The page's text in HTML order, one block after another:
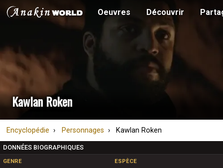
Oeuvres Découvrir
Kawlan Roken
Encyclopédie Personnages Kawlan Roken
DONNÉES BIOGRAPHIQUES
GENRE ESPÈCE